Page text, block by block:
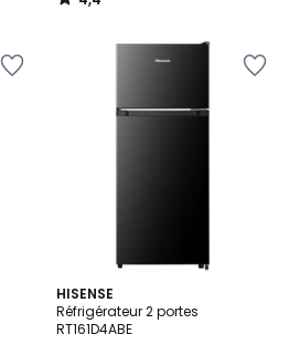
/
HISENSE
Réfrigérateur 2 portes
RT161D4ABE
4,5
/ 5